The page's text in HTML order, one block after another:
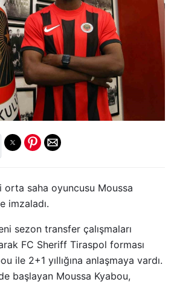
orta saha oyuncusu Moussa
imzaladı.
sezon transfer çalışmaları
FC Sheriff Tiraspol forması
ile 2+1 yıllığına anlaşmaya vardı.
başlayan Moussa Kyabou,